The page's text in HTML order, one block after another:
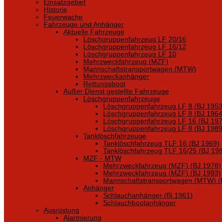
Einsatzgebiet
Historie
Feuerwache
Fahrzeuge und Anhänger
Aktuelle Fahrzeuge
Löschgruppenfahrzeug LF 20/16
Löschgruppenfahrzeug LF 16/12
Löschgruppenfahrzeug LF 10
Mehrzweckfahrzeug (MZF)
Mannschaftstransportwagen (MTW)
Mehrzweckanhänger
Rettungsboot
Außer Dienst gestellte Fahrzeuge
Löschgruppenfahrzeuge
Löschgruppenfahrzeug LF 8 (BJ
Löschgruppenfahrzeug LF 8 (BJ
Löschgruppenfahrzeug LF 16 (BJ
Löschgruppenfahrzeug LF 8 (BJ
Tanklöschfahrzeuge
Tanklöschfahrzeug TLF 16 (BJ 1969)
Tanklöschfahrzeug TLF 16/25 (BJ
MZF - MTW
Mehrzweckfahrzeug (MZF) (BJ 1978)
Mehrzweckfahrzeug (MZF) (BJ 1993)
Mannschaftstransportwagen (MTW)
Anhänger
Schlauchanhänger (Bj 1961)
Schlauchbootanhänger
Ausrüstung
Alarmierung